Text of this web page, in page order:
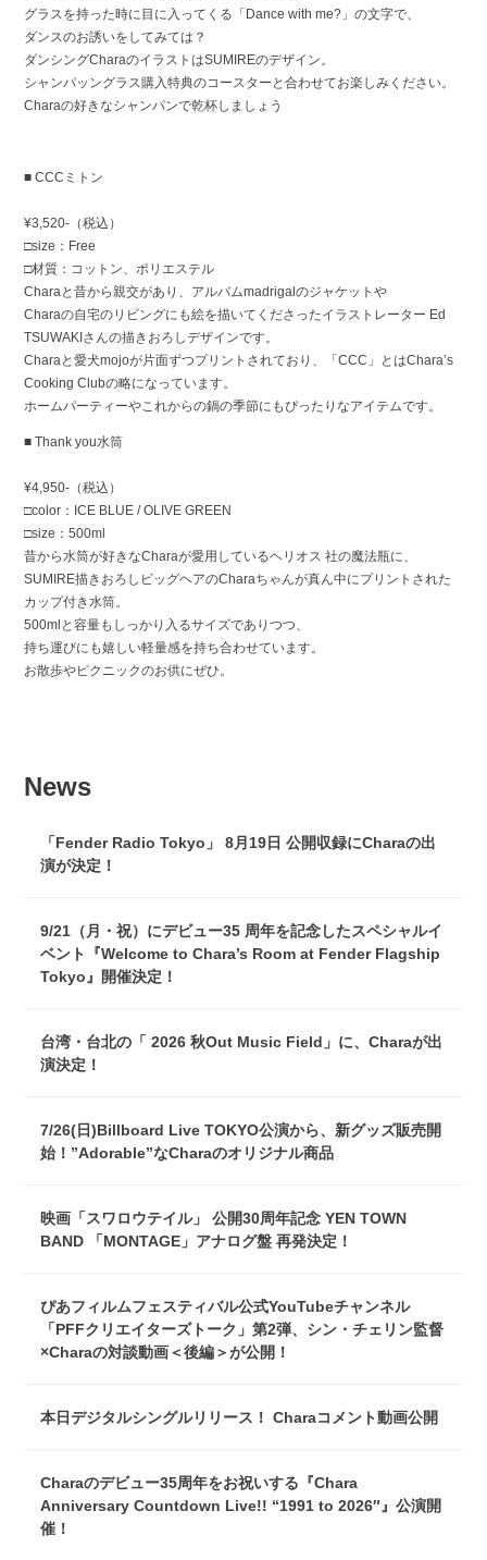
グラスを持った時に目に入ってくる「Dance with me?」の文字で、
ダンスのお誘いをしてみては？
ダンシングCharaのイラストはSUMIREのデザイン。
シャンパッングラス購入特典のコースターと合わせてお楽しみください。
Charaの好きなシャンパンで乾杯しましょう
■ CCCミトン
¥3,520-（税込）
□size：Free
□材質：コットン、ポリエステル
Charaと昔から親交があり、アルバムmadrigalのジャケットや
Charaの自宅のリビングにも絵を描いてくださったイラストレーター Ed
TSUWAKIさんの描きおろしデザインです。
Charaと愛犬mojoが片面ずつプリントされており、「CCC」とはChara’s
Cooking Clubの略になっています。
ホームパーティーやこれからの鍋の季節にもぴったりなアイテムです。
■ Thank you水筒
¥4,950-（税込）
□color：ICE BLUE / OLIVE GREEN
□size：500ml
昔から水筒が好きなCharaが愛用しているヘリオス 社の魔法瓶に、
SUMIRE描きおろしビッグヘアのCharaちゃんが真ん中にプリントされた
カップ付き水筒。
500mlと容量もしっかり入るサイズでありつつ、
持ち運びにも嬉しい軽量感を持ち合わせています。
お散歩やピクニックのお供にぜひ。
News
「Fender Radio Tokyo」 8月19日 公開収録にCharaの出
演が決定！
9/21（月・祝）にデビュー35 周年を記念したスペシャルイ
ベント『Welcome to Chara’s Room at Fender Flagship
Tokyo』開催決定！
台湾・台北の「 2026 秋Out Music Field」に、Charaが出
演決定！
7/26(日)Billboard Live TOKYO公演から、新グッズ販売開
始！”Adorable”なCharaのオリジナル商品
映画「スワロウテイル」 公開30周年記念 YEN TOWN
BAND 「MONTAGE」アナログ盤 再発決定！
ぴあフィルムフェスティバル公式YouTubeチャンネル
「PFFクリエイターズトーク」第2弾、シン・チェリン監督
×Charaの対談動画＜後編＞が公開！
本日デジタルシングルリリース！ Charaコメント動画公開
Charaのデビュー35周年をお祝いする『Chara
Anniversary Countdown Live!! “1991 to 2026″』公演開
催！